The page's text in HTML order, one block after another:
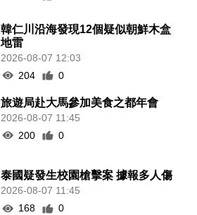
韓仁川沿海發現12個疑似朝鮮木盒
地雷
2026-08-07 12:03
204
0
旅遊局赴大馬參加美食之都年會
2026-08-07 11:45
200
0
泰國疑發生校園槍擊案 據報多人傷
2026-08-07 11:45
168
0